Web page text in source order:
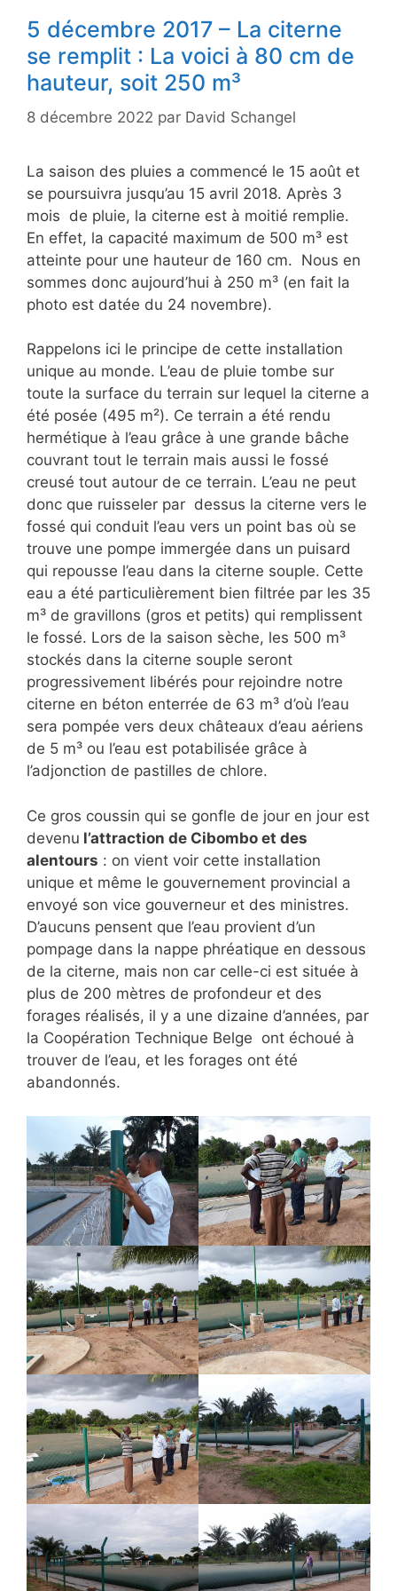
5 décembre 2017 – La citerne
se remplit : La voici à 80 cm de
hauteur, soit 250 m³
8 décembre 2022 par David Schangel
La saison des pluies a commencé le 15 août et
se poursuivra jusqu’au 15 avril 2018. Après 3
mois de pluie, la citerne est à moitié remplie.
En effet, la capacité maximum de 500 m³ est
atteinte pour une hauteur de 160 cm. Nous en
sommes donc aujourd’hui à 250 m³ (en fait la
photo est datée du 24 novembre).
Rappelons ici le principe de cette installation
unique au monde. L’eau de pluie tombe sur
toute la surface du terrain sur lequel la citerne a
été posée (495 m²). Ce terrain a été rendu
hermétique à l’eau grâce à une grande bâche
couvrant tout le terrain mais aussi le fossé
creusé tout autour de ce terrain. L’eau ne peut
donc que ruisseler par dessus la citerne vers le
fossé qui conduit l’eau vers un point bas où se
trouve une pompe immergée dans un puisard
qui repousse l’eau dans la citerne souple. Cette
eau a été particulièrement bien filtrée par les 35
m³ de gravillons (gros et petits) qui remplissent
le fossé. Lors de la saison sèche, les 500 m³
stockés dans la citerne souple seront
progressivement libérés pour rejoindre notre
citerne en béton enterrée de 63 m³ d’où l’eau
sera pompée vers deux châteaux d’eau aériens
de 5 m³ ou l’eau est potabilisée grâce à
l’adjonction de pastilles de chlore.
Ce gros coussin qui se gonfle de jour en jour est
devenu l’attraction de Cibombo et des
alentours : on vient voir cette installation
unique et même le gouvernement provincial a
envoyé son vice gouverneur et des ministres.
D’aucuns pensent que l’eau provient d’un
pompage dans la nappe phréatique en dessous
de la citerne, mais non car celle-ci est située à
plus de 200 mètres de profondeur et des
forages réalisés, il y a une dizaine d’années, par
la Coopération Technique Belge ont échoué à
trouver de l’eau, et les forages ont été
abandonnés.